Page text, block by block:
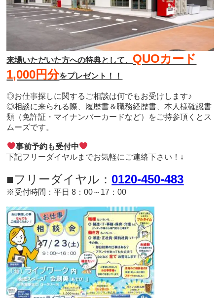
来場いただいた方への特典として、 QUOカード
1,000円分をプレゼント！！
◎お仕事探しに関するご相談は何でもお受けします♪
◎相談に来られる際、履歴書＆職務経歴書、本人様確認書
類（免許証・マイナンバーカードなど）をご持参頂くとス
ムーズです。
事前予約も受付中
下記フリーダイヤルまでお気軽にご連絡下さい！↓
■フリーダイヤル： 0120-450-483
※受付時間：平日 8：00～17：00